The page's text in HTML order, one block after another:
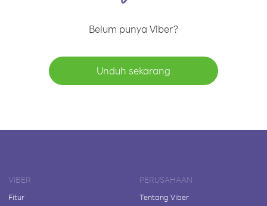
Belum punya Viber?
Unduh sekarang
VIBER
Fitur
PERUSAHAAN
Tentang Viber